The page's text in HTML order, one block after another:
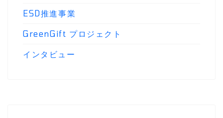
ESD推進事業
GreenGift プロジェクト
インタビュー